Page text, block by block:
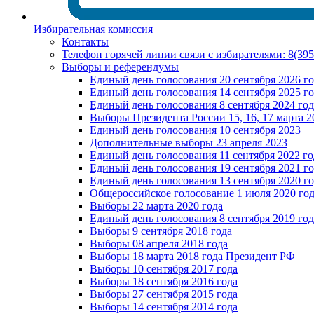
Избирательная комиссия
Контакты
Телефон горячей линии связи с избирателями:
Выборы и референдумы
Единый день голосования 20 сентября 2026
Единый день голосования 14 сентября 2025
Единый день голосования 8 сентября 2024
Выборы Президента России 15, 16, 17 марта
Единый день голосования 10 сентября 2023
Дополнительные выборы 23 апреля 2023
Единый день голосования 11 сентября 2022
Единый день голосования 19 сентября 2021
Единый день голосования 13 сентября 2020
Общероссийское голосование 1 июля 2020
Выборы 22 марта 2020 года
Единый день голосования 8 сентября 2019
Выборы 9 сентября 2018 года
Выборы 08 апреля 2018 года
Выборы 18 марта 2018 года Президент РФ
Выборы 10 сентября 2017 года
Выборы 18 сентября 2016 года
Выборы 27 сентября 2015 года
Выборы 14 сентября 2014 года